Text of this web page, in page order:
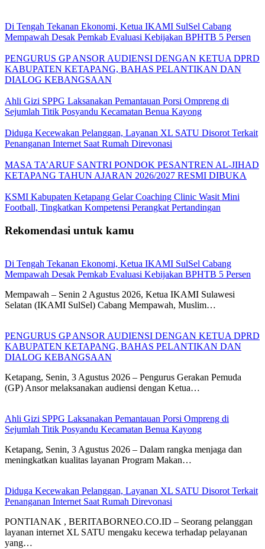
Di Tengah Tekanan Ekonomi, Ketua IKAMI SulSel Cabang
Mempawah Desak Pemkab Evaluasi Kebijakan BPHTB 5 Persen
PENGURUS GP ANSOR AUDIENSI DENGAN KETUA DPRD
KABUPATEN KETAPANG, BAHAS PELANTIKAN DAN
DIALOG KEBANGSAAN
Ahli Gizi SPPG Laksanakan Pemantauan Porsi Ompreng di
Sejumlah Titik Posyandu Kecamatan Benua Kayong
Diduga Kecewakan Pelanggan, Layanan XL SATU Disorot Terkait
Penanganan Internet Saat Rumah Direvonasi
MASA TA’ARUF SANTRI PONDOK PESANTREN AL-JIHAD
KETAPANG TAHUN AJARAN 2026/2027 RESMI DIBUKA
KSMI Kabupaten Ketapang Gelar Coaching Clinic Wasit Mini
Football, Tingkatkan Kompetensi Perangkat Pertandingan
Rekomendasi untuk kamu
Di Tengah Tekanan Ekonomi, Ketua IKAMI SulSel Cabang
Mempawah Desak Pemkab Evaluasi Kebijakan BPHTB 5 Persen
Mempawah – Senin 2 Agustus 2026, Ketua IKAMI Sulawesi
Selatan (IKAMI SulSel) Cabang Mempawah, Muslim…
PENGURUS GP ANSOR AUDIENSI DENGAN KETUA DPRD
KABUPATEN KETAPANG, BAHAS PELANTIKAN DAN
DIALOG KEBANGSAAN
Ketapang, Senin, 3 Agustus 2026 – Pengurus Gerakan Pemuda
(GP) Ansor melaksanakan audiensi dengan Ketua…
Ahli Gizi SPPG Laksanakan Pemantauan Porsi Ompreng di
Sejumlah Titik Posyandu Kecamatan Benua Kayong
Ketapang, Senin, 3 Agustus 2026 – Dalam rangka menjaga dan
meningkatkan kualitas layanan Program Makan…
Diduga Kecewakan Pelanggan, Layanan XL SATU Disorot Terkait
Penanganan Internet Saat Rumah Direvonasi
PONTIANAK , BERITABORNEO.CO.ID – Seorang pelanggan
layanan internet XL SATU mengaku kecewa terhadap pelayanan
yang…